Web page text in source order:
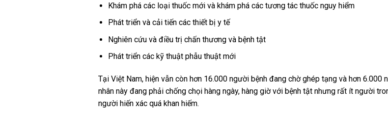
Khám phá các loại thuốc mới và khám phá các tương tác thuốc nguy hiểm
Phát triển và cải tiến các thiết bị y tế
Nghiên cứu và điều trị chấn thương và bệnh tật
Phát triển các kỹ thuật phẫu thuật mới
Tại Việt Nam, hiện vẫn còn hơn 16.000 người bệnh đang chờ ghép tạng và hơn
nhân này đang phải chống chọi hàng ngày, hàng giờ với bệnh tật nhưng rất ít người
người hiến xác quá khan hiếm.